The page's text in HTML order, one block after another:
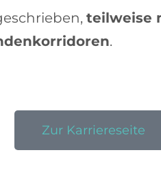
teilweise
.
Zur Karriereseite